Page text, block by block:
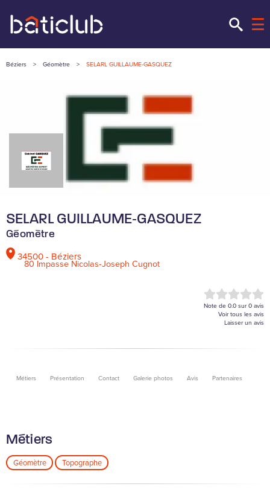
Béziers > Géomètre > SELARL GUILLAUME‑GASQUEZ
SELARL GUILLAUME‑GASQUEZ
Géomètre
34500 - Béziers
80 Impasse Nicolas‑Joseph Cugnot
Note de 0.0 sur0 avis
Voir tous les avis
Laisser un avis
Métiers Présentation Contact Galerie photos Avis Partenaires
Métiers
Géomètre Topographe